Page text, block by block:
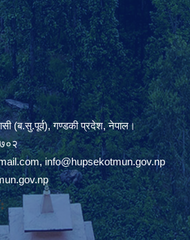
(ब.सु.पूर्व), गण्डकी प्रदेश, नेपाल।
,info@hupsekotmun.gov.np